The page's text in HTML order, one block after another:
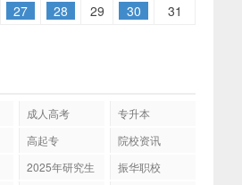
27 28 29 30
31
成人高考
专升本
高起专
院校资讯
2025年研究生
振华职校